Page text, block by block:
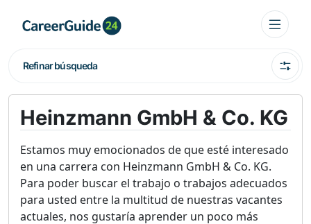
Refinar búsqueda
Heinzmann GmbH & Co. KG
Estamos muy emocionados de que esté interesado
en una carrera con Heinzmann GmbH & Co. KG.
Para poder buscar el trabajo o trabajos adecuados
para usted entre la multitud de nuestras vacantes
actuales, nos gustaría aprender un poco más